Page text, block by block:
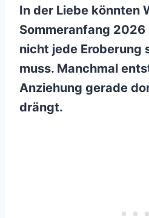
In der Liebe könnten
Sommeranfang 2026
nicht jede Eroberung
muss. Manchmal
Anziehung gerade
drängt.